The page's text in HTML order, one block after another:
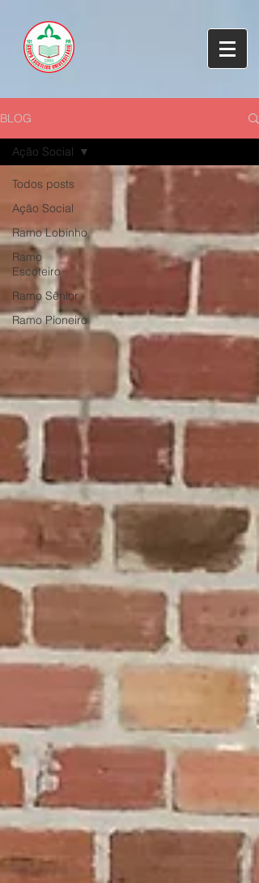
BLOG
Todos posts
Ação Social
Ramo Lobinho
Ramo
Escoteiro
Ramo Sênior
Ramo Pioneiro
Ação Social